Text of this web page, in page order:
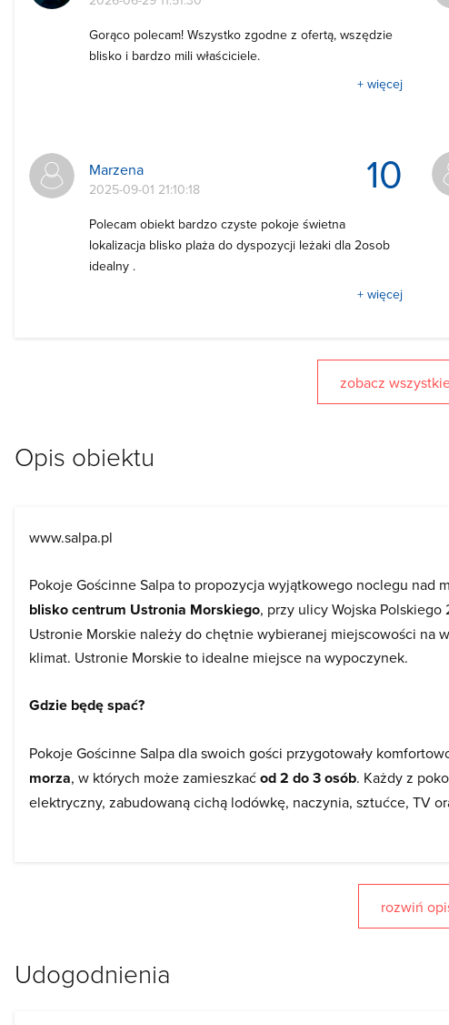
Gorąco polecam! Wszystko zgodne z ofertą, wszędzie
blisko i bardzo mili właściciele.
+ więcej
10
Marzena
2025-09-01 21:10:18
Polecam obiekt bardzo czyste pokoje świetna
lokalizacja blisko plaża do dyspozycji leżaki dla 2osob
idealny .
+ więcej
zobacz
Opis obiektu
www.salpa.pl
Pokoje Gościnne Salpa to propozycja wyjątkowego noclegu nad
blisko centrum Ustronia Morskiego, przy ulicy Wojska Polskiego
Ustronie Morskie należy do chętnie wybieranej miejscowości na
klimat. Ustronie Morskie to idealne miejsce na wypoczynek.
Gdzie będę spać?
Pokoje Gościnne Salpa dla swoich gości przygotowały
morza, w których może zamieszkaćod 2 do 3 osób. Każdy z
elektryczny, zabudowaną cichą lodówkę, naczynia, sztućce, TV
turysty. Do każdego pokoju zarezerwowane jest na terenie
Co będę jeść?
rozwiń
Udogodnienia